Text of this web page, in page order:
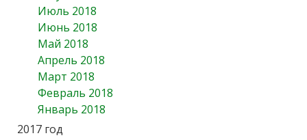
Июль 2018
Июнь 2018
Май 2018
Апрель 2018
Март 2018
Февраль 2018
Январь 2018
2017 год